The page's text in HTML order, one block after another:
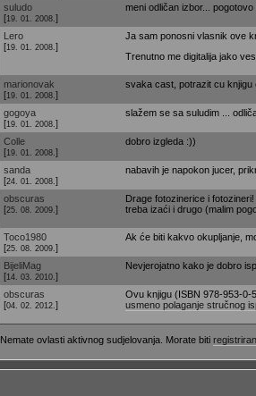
suludo
[19. 01. 2008. ]
meni odličan izbor...
Lero
[19. 01. 2008. ]
Ja sam ponosni vlasnik ove
Trenutno me digitalija jako
marionovak
[19. 01. 2008. ]
svaka cast, potrazit cu knjigu
gogoya
[19. 01. 2008. ]
slažem se sa suludim ...
Colle
[19. 01. 2008. ]
dobro izgleda :))
sanda
[24. 01. 2008. ]
nabavih je napokon jucer,
obscuras
[25. 08. 2009. ]
Drage fotozinerice i
treba izaći i drugo (malim
Toco1980
[25. 08. 2009. ]
Ak će biti kakvo okupljanje,
BijeliMag
[14. 03. 2010. ]
Nevjerojatno kako je dobro
obscuras
[04. 02. 2012. ]
Ovu knjigu (ISBN 978-953-0-
usmeno polaganje stručnog
Nemate ovlasti aktivnog sudjelovanja. Morate biti